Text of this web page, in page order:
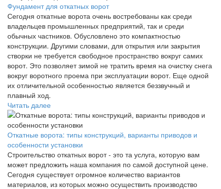
Фундамент для откатных ворот
Сегодня откатные ворота очень востребованы как среди
владельцев промышленных предприятий, так и среди
обычных частников. Обусловлено это компактностью
конструкции. Другими словами, для открытия или закрытия
створки не требуется свободное пространство вокруг самих
ворот. Это позволяет зимой не тратить время на очистку снега
вокруг воротного проема при эксплуатации ворот. Еще одной
их отличительной особенностью является беззвучный и
плавный ход.
Читать далее
Откатные ворота: типы конструкций, варианты приводов и
особенности установки
Строительство откатных ворот - это та услуга, которую вам
может предложить наша компания по самой доступной цене.
Сегодня существует огромное количество вариантов
материалов, из которых можно осуществить производство